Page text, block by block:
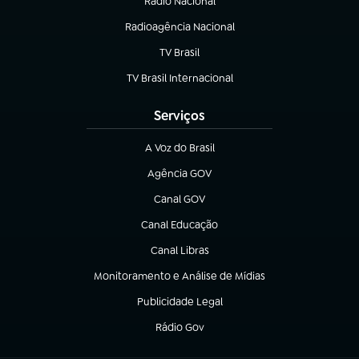
(abre em nova aba)
Radioagência Nacional
(abre em nova aba)
TV Brasil
(abre em nova aba)
TV Brasil Internacional
(abre em nova aba)
Serviços
A Voz do Brasil
(abre em nova aba)
Agência GOV
(abre em nova aba)
Canal GOV
(abre em nova aba)
Canal Educação
(abre em nova aba)
Canal Libras
(abre em nova aba)
Monitoramento e Análise de Mídias
(abre em nova aba)
Publicidade Legal
(abre em nova aba)
Rádio Gov
(abre em nova aba)